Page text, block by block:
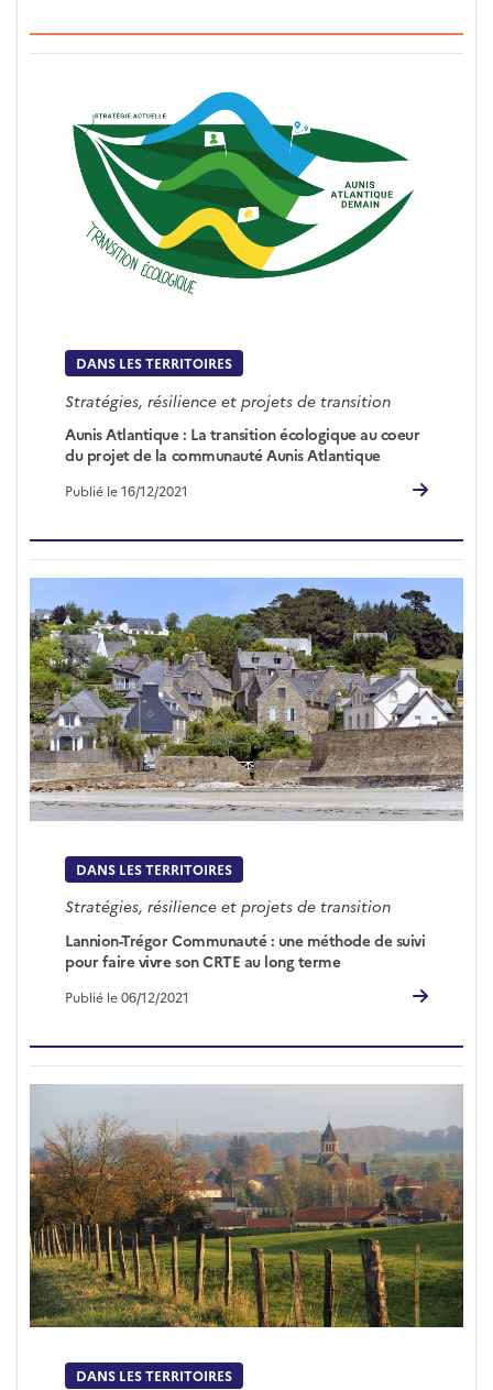
DANS LES TERRITOIRES
Stratégies, résilience et projets de transition
Aunis Atlantique : La transition écologique au coeur
du projet de la communauté Aunis Atlantique
Publié le 16/12/2021
DANS LES TERRITOIRES
Stratégies, résilience et projets de transition
Lannion-Trégor Communauté : une méthode de suivi
pour faire vivre son CRTE au long terme
Publié le 06/12/2021
DANS LES TERRITOIRES